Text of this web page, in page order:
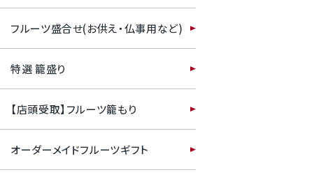
フルーツ盛合せ(お供え・仏事用など)
特選 籠盛り
【店頭受取】フルーツ籠もり
オーダーメイドフルーツギフト